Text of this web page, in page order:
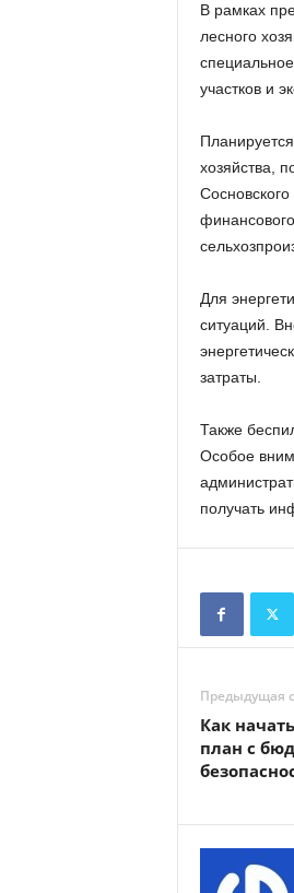
В рамках
лесного
участков и
хозяйства,
Для
ситуаций.
затраты.
Также
Особое
получать
Предыдущая
Как
план с